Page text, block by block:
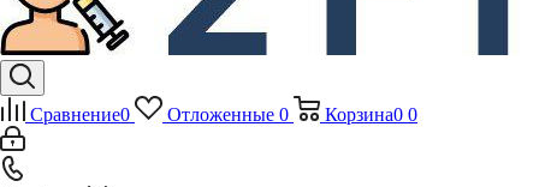
Сравнение0 Отложенные 0 Корзина0 0